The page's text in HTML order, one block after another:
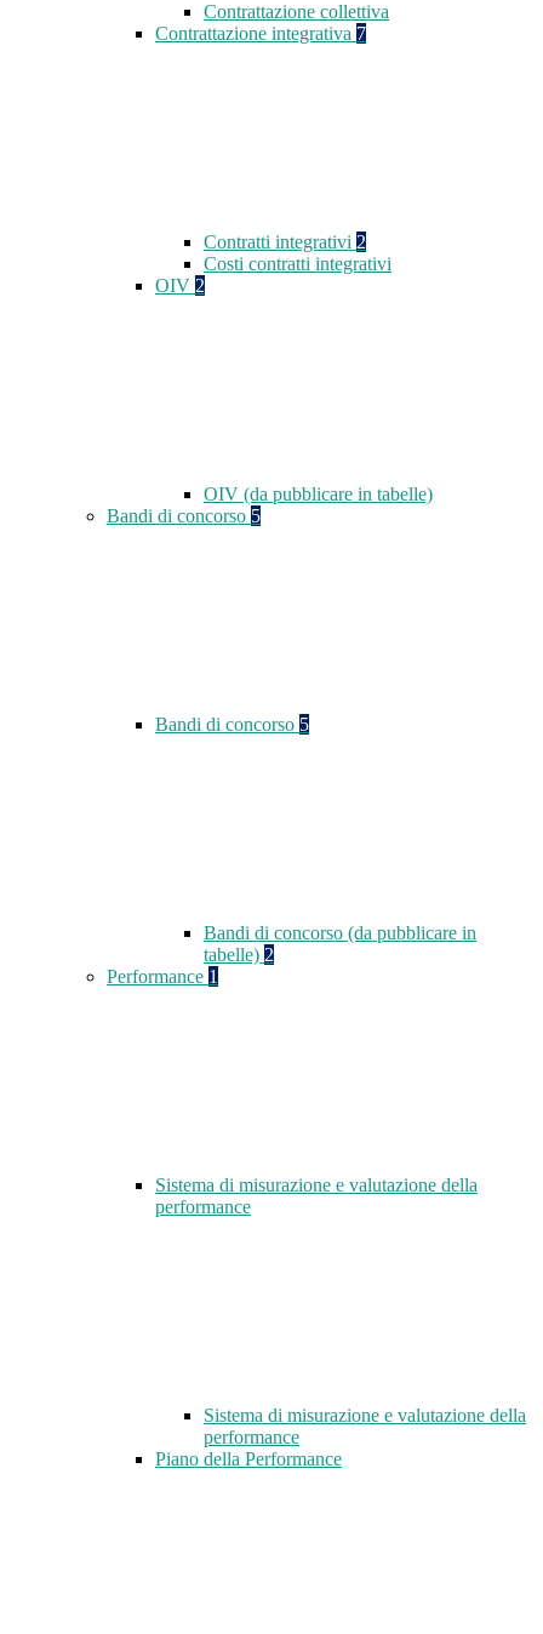
Contrattazione collettiva
Contrattazione integrativa 7
Contratti integrativi 2
Costi contratti integrativi
OIV 2
OIV (da pubblicare in tabelle)
Bandi di concorso 5
Bandi di concorso 5
Bandi di concorso (da pubblicare in
tabelle) 2
Performance 1
Sistema di misurazione e valutazione della
performance
Sistema di misurazione e valutazione della
performance
Piano della Performance